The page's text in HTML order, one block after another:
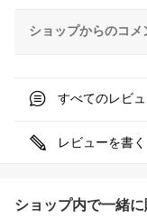
ショップからのコメ
すべてのレビ
レビューを書く
ショップ内で一緒